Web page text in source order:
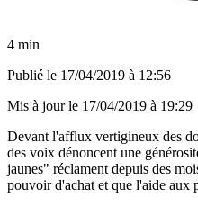
4 min
Publié le 17/04/2019 à 12:56
Mis à jour le 17/04/2019 à 19:29
Devant l'afflux vertigineux des
des voix dénoncent une
jaunes" réclament depuis des
pouvoir d'achat et que l'aide aux